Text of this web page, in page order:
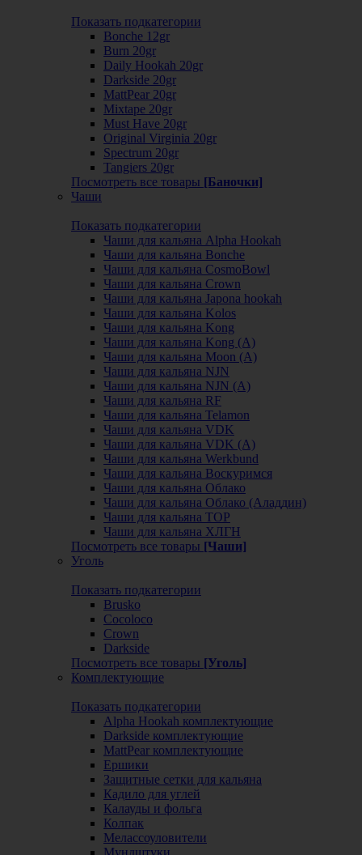
Показать подкатегории
Bonche 12gr
Burn 20gr
Daily Hookah 20gr
Darkside 20gr
MattPear 20gr
Mixtape 20gr
Must Have 20gr
Original Virginia 20gr
Spectrum 20gr
Tangiers 20gr
Посмотреть все товары [Баночки]
Чаши
Показать подкатегории
Чаши для кальяна Alpha Hookah
Чаши для кальяна Bonche
Чаши для кальяна CosmoBowl
Чаши для кальяна Crown
Чаши для кальяна Japona hookah
Чаши для кальяна Kolos
Чаши для кальяна Kong
Чаши для кальяна Kong (A)
Чаши для кальяна Moon (А)
Чаши для кальяна NJN
Чаши для кальяна NJN (А)
Чаши для кальяна RF
Чаши для кальяна Telamon
Чаши для кальяна VDK
Чаши для кальяна VDK (А)
Чаши для кальяна Werkbund
Чаши для кальяна Воскуримся
Чаши для кальяна Облако
Чаши для кальяна Облако (Аладдин)
Чаши для кальяна ТОР
Чаши для кальяна ХЛГН
Посмотреть все товары [Чаши]
Уголь
Показать подкатегории
Brusko
Cocoloco
Crown
Darkside
Посмотреть все товары [Уголь]
Комплектующие
Показать подкатегории
Alpha Hookah комплектующие
Darkside комплектующие
MattPear комплектующие
Ершики
Защитные сетки для кальяна
Кадило для углей
Калауды и фольга
Колпак
Мелассоуловители
Мундштуки